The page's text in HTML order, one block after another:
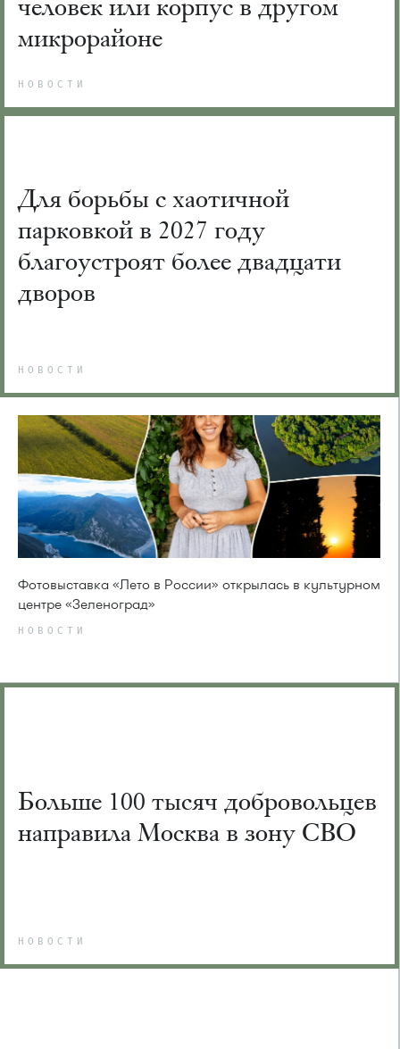
человек или корпус в другом
микрорайоне
НОВОСТИ
Для борьбы с хаотичной
парковкой в 2027 году
благоустроят более двадцати
дворов
НОВОСТИ
Фотовыставка «Лето в России» открылась в культурном
центре «Зеленоград»
НОВОСТИ
Больше 100 тысяч добровольцев
направила Москва в зону СВО
НОВОСТИ